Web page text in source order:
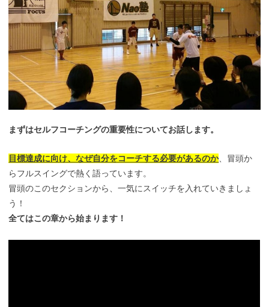
まずはセルフコーチングの重要性についてお話します。
目標達成に向け、なぜ自分をコーチする必要があるのか、冒頭か
らフルスイングで熱く語っています。
冒頭のこのセクションから、一気にスイッチを入れていきましょ
う！
全てはこの章から始まります！